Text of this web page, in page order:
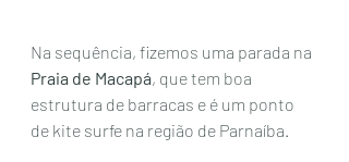
Na sequência, fizemos uma parada na
Praia de Macapá, que tem boa
estrutura de barracas e é um ponto
de kite surfe na região de Parnaíba.